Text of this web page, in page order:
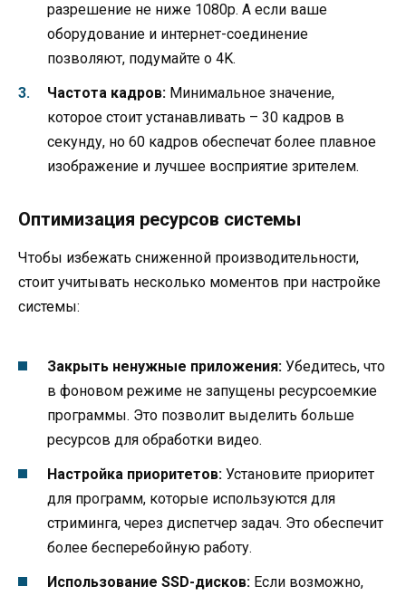
разрешение не ниже 1080p. А если ваше
оборудование и интернет-соединение
позволяют, подумайте о 4K.
Частота кадров: Минимальное значение,
которое стоит устанавливать – 30 кадров в
секунду, но 60 кадров обеспечат более плавное
изображение и лучшее восприятие зрителем.
Оптимизация ресурсов системы
Чтобы избежать сниженной производительности,
стоит учитывать несколько моментов при настройке
системы:
Закрыть ненужные приложения: Убедитесь, что
в фоновом режиме не запущены ресурсоемкие
программы. Это позволит выделить больше
ресурсов для обработки видео.
Настройка приоритетов: Установите приоритет
для программ, которые используются для
стриминга, через диспетчер задач. Это обеспечит
более бесперебойную работу.
Использование SSD-дисков: Если возможно,